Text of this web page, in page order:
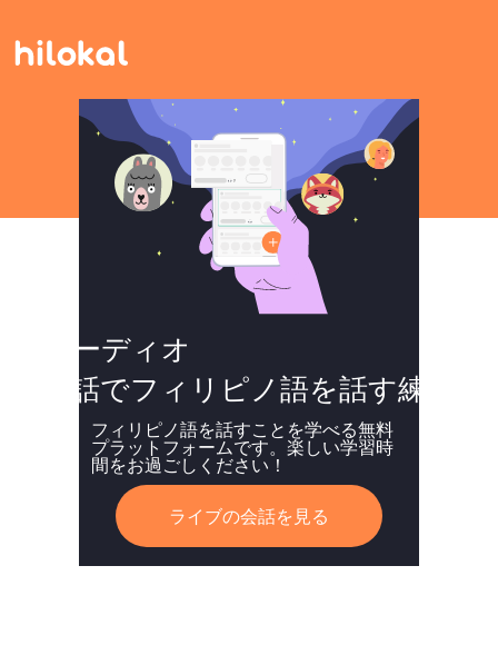
オーディオ
会話でフィリピノ語を話す練習
フィリピノ語を話すことを学べる無料
プラットフォームです。楽しい学習時
間をお過ごしください！
ライブの会話を見る